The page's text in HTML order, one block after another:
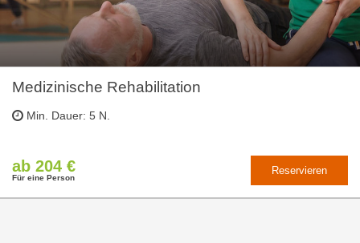
Medizinische Rehabilitation
Min. Dauer: 5 N.
ab 204 €
Für eine Person
Reservieren